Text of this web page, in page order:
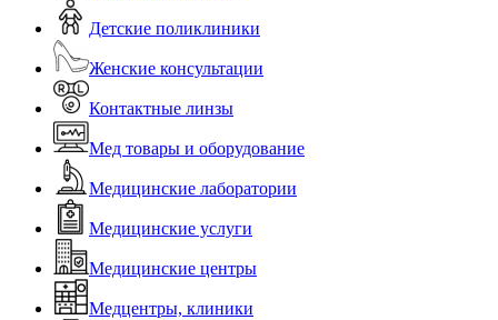
Детские поликлиники
Женские консультации
Контактные линзы
Мед товары и оборудование
Медицинские лаборатории
Медицинские услуги
Медицинские центры
Медцентры, клиники